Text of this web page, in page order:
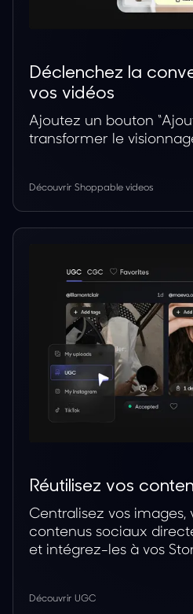
Déclenchez la
vos vidéos
Ajoutez un bouton
transformer le
Découvrir Shoppable videos
Réutilisez vos
Centralisez vos images,
contenus sociaux
et intégrez-les à vos
Découvrir UGC